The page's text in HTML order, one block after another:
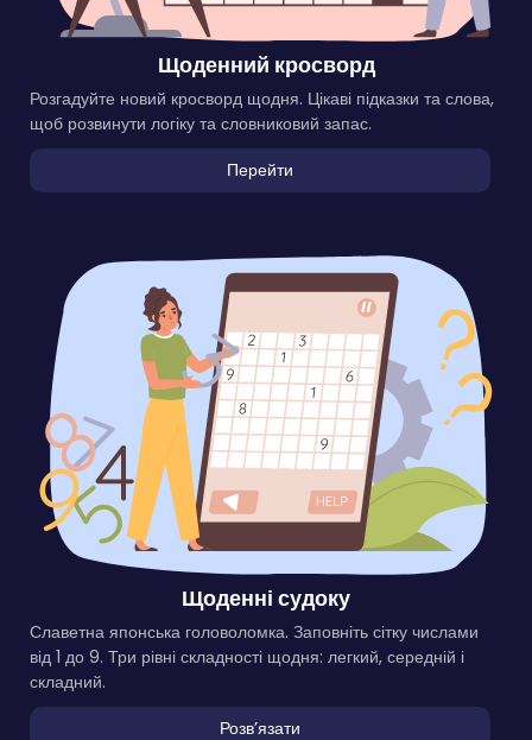
Щоденний кросворд
Розгадуйте новий кросворд щодня. Цікаві підказки та слова,
щоб розвинути логіку та словниковий запас.
Перейти
Щоденні судоку
Славетна японська головоломка. Заповніть сітку числами
від 1 до 9. Три рівні складності щодня: легкий, середній і
складний.
Розвʼязати